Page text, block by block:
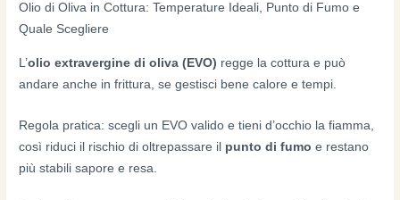
Olio di Oliva in Cottura: Temperature Ideali, Punto di Fumo e
Quale Scegliere
L’olio extravergine di oliva (EVO) regge la cottura e può
andare anche in frittura, se gestisci bene calore e tempi.
Regola pratica: scegli un EVO valido e tieni d’occhio la fiamma,
così riduci il rischio di oltrepassare il punto di fumo e restano
più stabili sapore e resa.